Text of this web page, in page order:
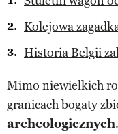
Kolejowa
Historia Belgii
Mimo niewielkich
granicach bogaty
archeologicznych